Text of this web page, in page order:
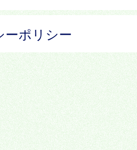
ーポリシー